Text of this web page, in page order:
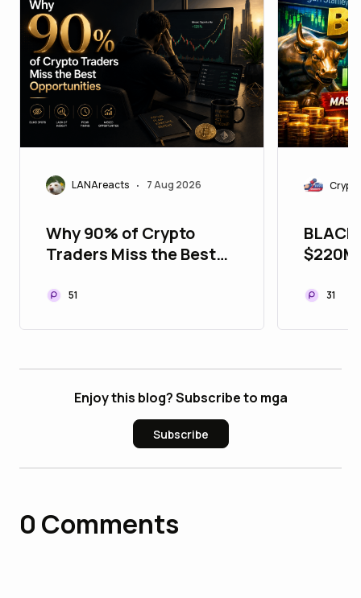
LANAreacts • 7 Aug 2026
Why 90% of Crypto
Traders Miss the Best
51
$220M
ADDS
31
Enjoy this blog? Subscribe to mga
Subscribe
0 Comments